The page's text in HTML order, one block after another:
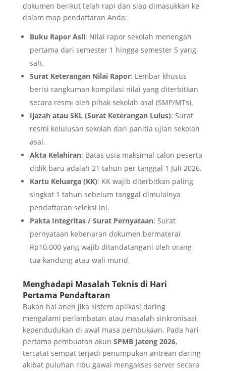
dokumen berikut telah rapi dan siap dimasukkan ke
dalam map pendaftaran Anda:
Buku Rapor Asli: Nilai rapor sekolah menengah
pertama dari semester 1 hingga semester 5 yang
sah.
Surat Keterangan Nilai Rapor: Lembar khusus
berisi rangkuman kompilasi nilai yang diterbitkan
secara resmi oleh pihak sekolah asal (SMP/MTs).
Ijazah atau SKL (Surat Keterangan Lulus): Surat
resmi kelulusan sekolah dari panitia ujian sekolah
asal.
Akta Kelahiran: Batas usia maksimal calon peserta
didik baru adalah 21 tahun per tanggal 1 Juli 2026.
Kartu Keluarga (KK): KK wajib diterbitkan paling
singkat 1 tahun sebelum tanggal dimulainya
pendaftaran seleksi ini.
Pakta Integritas / Surat Pernyataan: Surat
pernyataan kebenaran dokumen bermaterai
Rp10.000 yang wajib ditandatangani oleh orang
tua kandung atau wali murid.
Menghadapi Masalah Teknis di Hari
Pertama Pendaftaran
Bukan hal aneh jika sistem aplikasi daring
mengalami perlambatan atau masalah sinkronisasi
kependudukan di awal masa pembukaan. Pada hari
pertama pembuatan akun SPMB Jateng 2026,
tercatat sempat terjadi penumpukan antrean daring
akibat puluhan ribu gawai mengakses server secara